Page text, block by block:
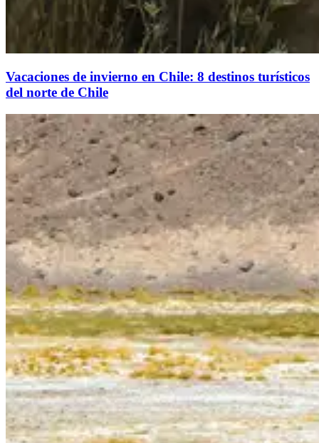
Vacaciones de invierno en Chile: 8 destinos turísticos
del norte de Chile